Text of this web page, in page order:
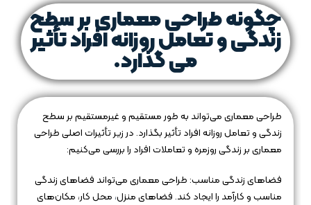
چگونه طراحی معماری بر سطح
زندگی و تعامل روزانه افراد تأثیر
می گذارد.
طراحی معماری می‌تواند به طور مستقیم و غیرمستقیم بر سطح
زندگی و تعامل روزانه افراد تأثیر بگذارد. در زیر تأثیرات اصلی طراحی
معماری بر زندگی روزمره و تعاملات افراد را بررسی می‌کنیم:
فضاهای زندگی مناسب: طراحی معماری می‌تواند فضاهای زندگی
مناسب و کارآمد را ایجاد کند. فضاهای منزل، محل کار، مکان‌های